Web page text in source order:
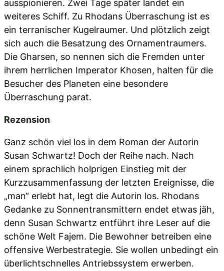
ausspionieren. Zwei Tage später landet ein
weiteres Schiff. Zu Rhodans Überraschung ist es
ein terranischer Kugelraumer. Und plötzlich zeigt
sich auch die Besatzung des Ornamentraumers.
Die Gharsen, so nennen sich die Fremden unter
ihrem herrlichen Imperator Khosen, halten für die
Besucher des Planeten eine besondere
Überraschung parat.
Rezension
Ganz schön viel los in dem Roman der Autorin
Susan Schwartz! Doch der Reihe nach. Nach
einem sprachlich holprigen Einstieg mit der
Kurzzusammenfassung der letzten Ereignisse, die
„man“ erlebt hat, legt die Autorin los. Rhodans
Gedanke zu Sonnentransmittern endet etwas jäh,
denn Susan Schwartz entführt ihre Leser auf die
schöne Welt Fajem. Die Bewohner betreiben eine
offensive Werbestrategie. Sie wollen unbedingt ein
überlichtschnelles Antriebssystem erwerben.